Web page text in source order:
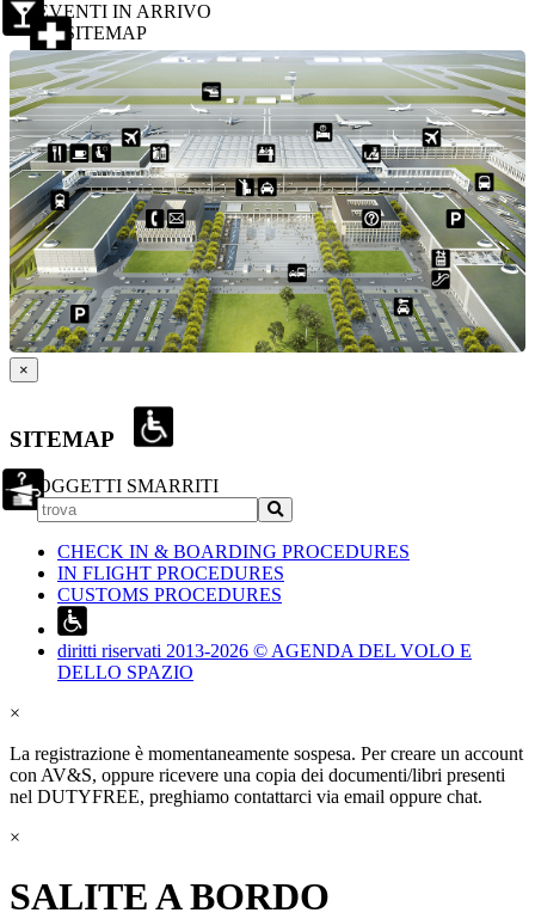
EVENTI IN ARRIVO
SITEMAP
×
SITEMAP
OGGETTI SMARRITI
CHECK IN & BOARDING PROCEDURES
IN FLIGHT PROCEDURES
CUSTOMS PROCEDURES
diritti riservati 2013-2026 © AGENDA DEL VOLO E
DELLO SPAZIO
×
La registrazione è momentaneamente sospesa. Per creare un account
con AV&S, oppure ricevere una copia dei documenti/libri presenti
nel DUTYFREE, preghiamo contattarci via email oppure chat.
×
SALITE A BORDO